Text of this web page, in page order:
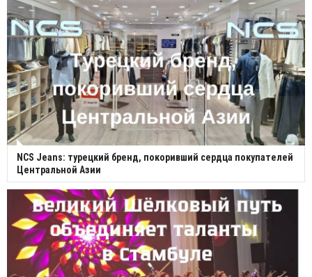
NCS Jeans: турецкий бренд, покоривший сердца покупателей
Центральной Азии